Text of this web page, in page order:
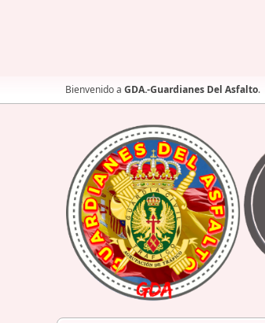
Bienvenido a GDA.-Guardianes Del Asfalto.